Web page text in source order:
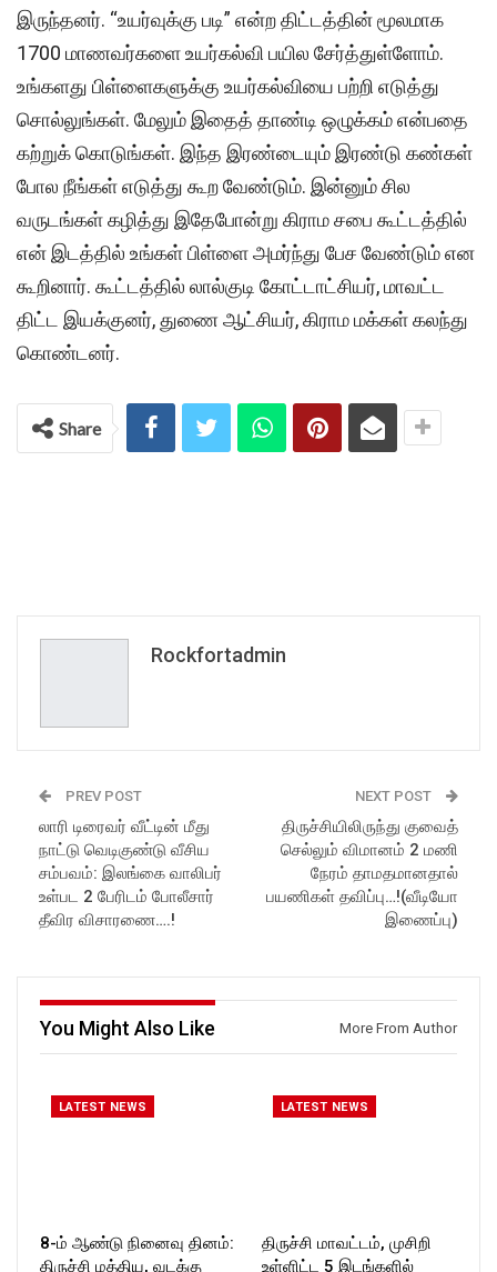
இருந்தனர். “உயர்வுக்கு படி” என்ற திட்டத்தின் மூலமாக
1700 மாணவர்களை உயர்கல்வி பயில சேர்த்துள்ளோம்.
உங்களது பிள்ளைகளுக்கு உயர்கல்வியை பற்றி எடுத்து
சொல்லுங்கள். மேலும் இதைத் தாண்டி ஒழுக்கம் என்பதை
கற்றுக் கொடுங்கள். இந்த இரண்டையும் இரண்டு கண்கள்
போல நீங்கள் எடுத்து கூற வேண்டும். இன்னும் சில
வருடங்கள் கழித்து இதேபோன்று கிராம சபை கூட்டத்தில்
என் இடத்தில் உங்கள் பிள்ளை அமர்ந்து பேச வேண்டும் என
கூறினார். கூட்டத்தில் லால்குடி கோட்டாட்சியர், மாவட்ட
திட்ட இயக்குனர், துணை ஆட்சியர், கிராம மக்கள் கலந்து
கொண்டனர்.
Share
Rockfortadmin
PREV POST
லாரி டிரைவர் வீட்டின் மீது
நாட்டு வெடிகுண்டு வீசிய
சம்பவம்: இலங்கை வாலிபர்
உள்பட 2 பேரிடம் போலீசார்
தீவிர விசாரணை….!
NEXT POST
திருச்சியிலிருந்து குவைத்
செல்லும் விமானம் 2 மணி
நேரம் தாமதமானதால்
பயணிகள் தவிப்பு…!(வீடியோ
இணைப்பு)
You Might Also Like More From Author
LATEST NEWS
8-ம் ஆண்டு நினைவு தினம்:
திருச்சி மத்திய, வடக்கு
LATEST NEWS
திருச்சி மாவட்டம், முசிறி
உள்ளிட்ட 5 இடங்களில்